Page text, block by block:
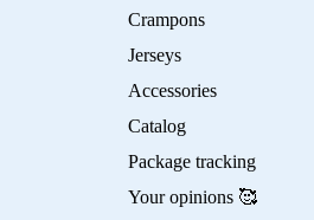
Crampons
Jerseys
Accessories
Catalog
Package tracking
Your opinions 🥰